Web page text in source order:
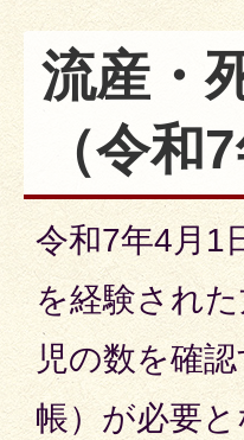
流産・
（令和
令和7年4月1
を経験され
児の数を確
帳）が必要